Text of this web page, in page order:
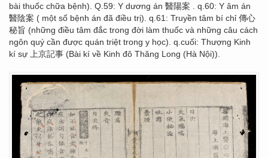
bài thuốc chữa bệnh). Q.59: Y dương án 醫陽案 . q.60: Y âm án
醫陰案 ( một số bệnh án đã điều trị). q.61: Truyền tâm bí chỉ 傳心
秘旨 (những điều tâm đắc trong đời làm thuốc và những câu cách
ngôn quý cần được quán triệt trong y học). q.cuối: Thượng Kinh
kí sự 上京記事 (Bài kí về Kinh đô Thăng Long (Hà Nội)).